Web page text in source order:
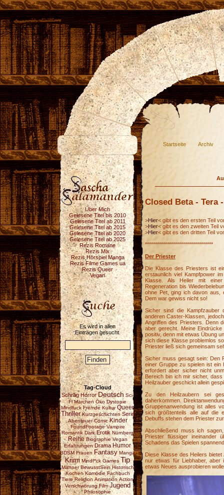
Startseite Archiv
Über Mich
Gelesene Titel bis 2010
Gelesene Titel ab 2011
Gelesene Titel ab 2015
Gelesene Titel ab 2020
Gelesene Titel ab 2025
Rezis Romane
Rezis Mix
Rezis Hörspiel Manga
Rezis Filme Games ua
Rezis Queer
Vegan
Es wird in allen
Einträgen gesucht.
Tag-Cloud
Schräg Horror Deutsch Sci-
Fi Märchen Öko Dystopie
Mindfuck Fremde Kultur Queer
Thriller Kurzgeschichten Serie
Abenteuer Comic Kinder
FoundFootage Vampire
Romantik Dark Erotik Nürnberg
Reihe Biographie Vegan
Erfahrungen Drama Humor
BDSM Frauen Fantasy Manga
Krimi Mindf*ck Games Tip
Männer BewusstSein Historisch
Kochen Komödie Fachbuch
Tiere Religion Animation Action
Verschwörung Film Jugend
Philosophie
Closed Beta - Tera
>Hier< gibt es den ersten Teil
>Hier< gibt es den zweiten Teil
>Hier< gibt es den dritten Teil
**********************************
Der Priester
Die Klasse des Priesters ist
erstaunlich viel Kampfpower
Klasse. Als Heiler mit einer
Regeneration bis
ohne Pet, ging ich davon aus,
Dem war gewiss nicht so!
Sicher sind die Kampfzauber
anderen Caster-Klassen,
Angriffen des Priesters. Denn
aber gerecht. Meine
positiv, denn mit etwas Übung
sich diese Klasse problemlos
Priester ließ sich gemeinsam
Sicher muss gesagt sein: Den
einer Gruppe zu spielen ist ein
erfordert aber sicher nicht
Bereich bin ich mir sicher,
Heilzauber geschickt allein
Zu den Heilzaubern sei
daherkommen.
Gruppenanwendung ist alles
sich größtenteils alle auf die
Debuffs stehen dem Priester
Abschließend muss ich
Priester flüssiger ineinander
Schadens das Spielen
Diese Klasse des Heilers
nur etwas für Liebhaber, aber
etwas Neues ausprobieren